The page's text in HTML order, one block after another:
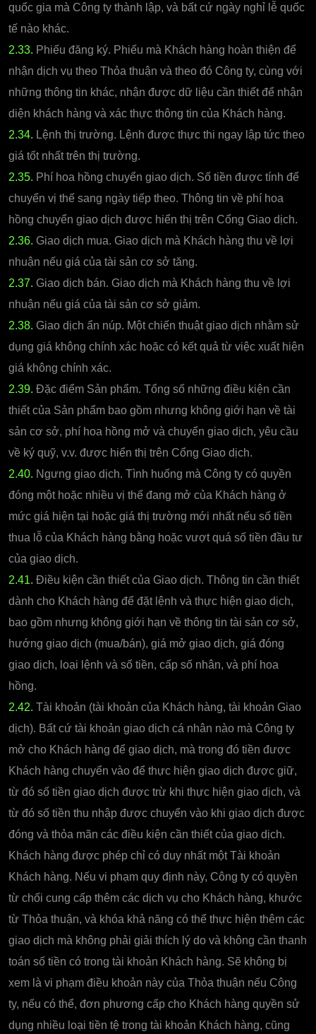
quốc gia mà Công ty thành lập, và bất cứ ngày nghỉ lễ quốc
tế nào khác.
2.33. Phiếu đăng ký. Phiếu mà Khách hàng hoàn thiện để
nhận dịch vụ theo Thỏa thuận và theo đó Công ty, cùng với
những thông tin khác, nhận được dữ liệu cần thiết để nhận
diện khách hàng và xác thực thông tin của Khách hàng.
2.34. Lệnh thị trường. Lệnh được thực thi ngay lập tức theo
giá tốt nhất trên thị trường.
2.35. Phí hoa hồng chuyển giao dịch. Số tiền được tính để
chuyển vị thế sang ngày tiếp theo. Thông tin về phí hoa
hồng chuyển giao dịch được hiển thị trên Cổng Giao dịch.
2.36. Giao dịch mua. Giao dịch mà Khách hàng thu về lợi
nhuận nếu giá của tài sản cơ sở tăng.
2.37. Giao dịch bán. Giao dịch mà Khách hàng thu về lợi
nhuận nếu giá của tài sản cơ sở giảm.
2.38. Giao dịch ẩn núp. Một chiến thuật giao dịch nhằm sử
dụng giá không chính xác hoặc có kết quả từ việc xuất hiện
giá không chính xác.
2.39. Đặc điểm Sản phẩm. Tổng số những điều kiện cần
thiết của Sản phẩm bao gồm nhưng không giới hạn về tài
sản cơ sở, phí hoa hồng mở và chuyển giao dịch, yêu cầu
về ký quỹ, v.v. được hiển thị trên Cổng Giao dịch.
2.40. Ngưng giao dịch. Tình huống mà Công ty có quyền
đóng một hoặc nhiều vị thế đang mở của Khách hàng ở
mức giá hiện tại hoặc giá thị trường mới nhất nếu số tiền
thua lỗ của Khách hàng bằng hoặc vượt quá số tiền đầu tư
của giao dịch.
2.41. Điều kiện cần thiết của Giao dịch. Thông tin cần thiết
dành cho Khách hàng để đặt lệnh và thực hiện giao dịch,
bao gồm nhưng không giới hạn về thông tin tài sản cơ sở,
hướng giao dịch (mua/bán), giá mở giao dịch, giá đóng
giao dịch, loại lệnh và số tiền, cấp số nhân, và phí hoa
hồng.
2.42. Tài khoản (tài khoản của Khách hàng, tài khoản Giao
dịch). Bất cứ tài khoản giao dịch cá nhân nào mà Công ty
mở cho Khách hàng để giao dịch, mà trong đó tiền được
Khách hàng chuyển vào để thực hiện giao dịch được giữ,
từ đó số tiền giao dịch được trừ khi thực hiện giao dịch, và
từ đó số tiền thu nhập được chuyển vào khi giao dịch được
đóng và thỏa mãn các điều kiện cần thiết của giao dịch.
Khách hàng được phép chỉ có duy nhất một Tài khoản
Khách hàng. Nếu vi phạm quy định này, Công ty có quyền
từ chối cung cấp thêm các dịch vụ cho Khách hàng, khước
từ Thỏa thuận, và khóa khả năng có thể thực hiện thêm các
giao dịch mà không phải giải thích lý do và không cần thanh
toán số tiền có trong tài khoản Khách hàng. Sẽ không bị
xem là vi phạm điều khoản này của Thỏa thuận nếu Công
ty, nếu có thể, đơn phương cấp cho Khách hàng quyền sử
dụng nhiều loại tiền tệ trong tài khoản Khách hàng, cũng